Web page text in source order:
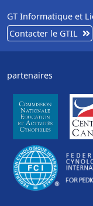
GT Informatique et
Contacter le GTIL
partenaires